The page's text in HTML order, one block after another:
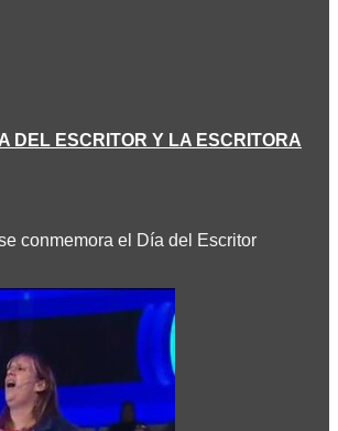
DEL ESCRITOR Y LA ESCRITORA
conmemora el Día del Escritor